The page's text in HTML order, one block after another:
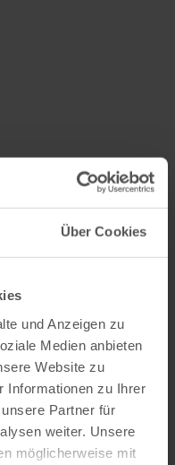
Über Cookies
und Anzeigen zu
Medien anbieten
Website zu
Informationen zu Ihrer
Partner für
weiter. Unsere
möglicherweise mit